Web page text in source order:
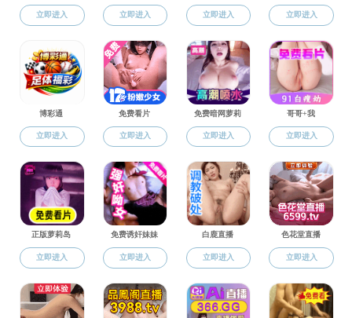
硕士生导师(专
硕)
社会工作专硕
新闻与传播专硕
杨建峰
时间：2024-03-15 12:20:36